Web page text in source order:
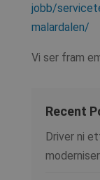
jobb/
malardalen/
Vi ser fram
Recent
Driver ni